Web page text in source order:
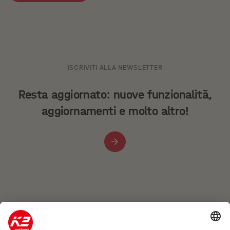
ISCRIVITI ALLA NEWSLETTER
Resta aggiornato: nuove funzionalità,
aggiornamenti e molto altro!
Azienda